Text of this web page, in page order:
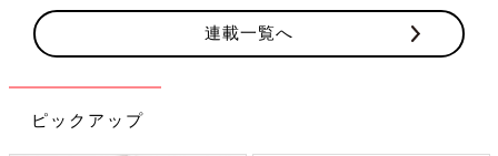
連載一覧へ
ピックアップ